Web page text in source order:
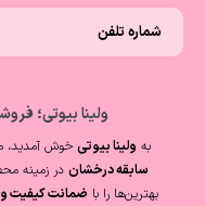
ولینا بیوتی؛
به ولینا بیوتی خوش آمدید،
سابقه درخشان در زمینه
بهترین‌ها را با ضمانت کیفیت و